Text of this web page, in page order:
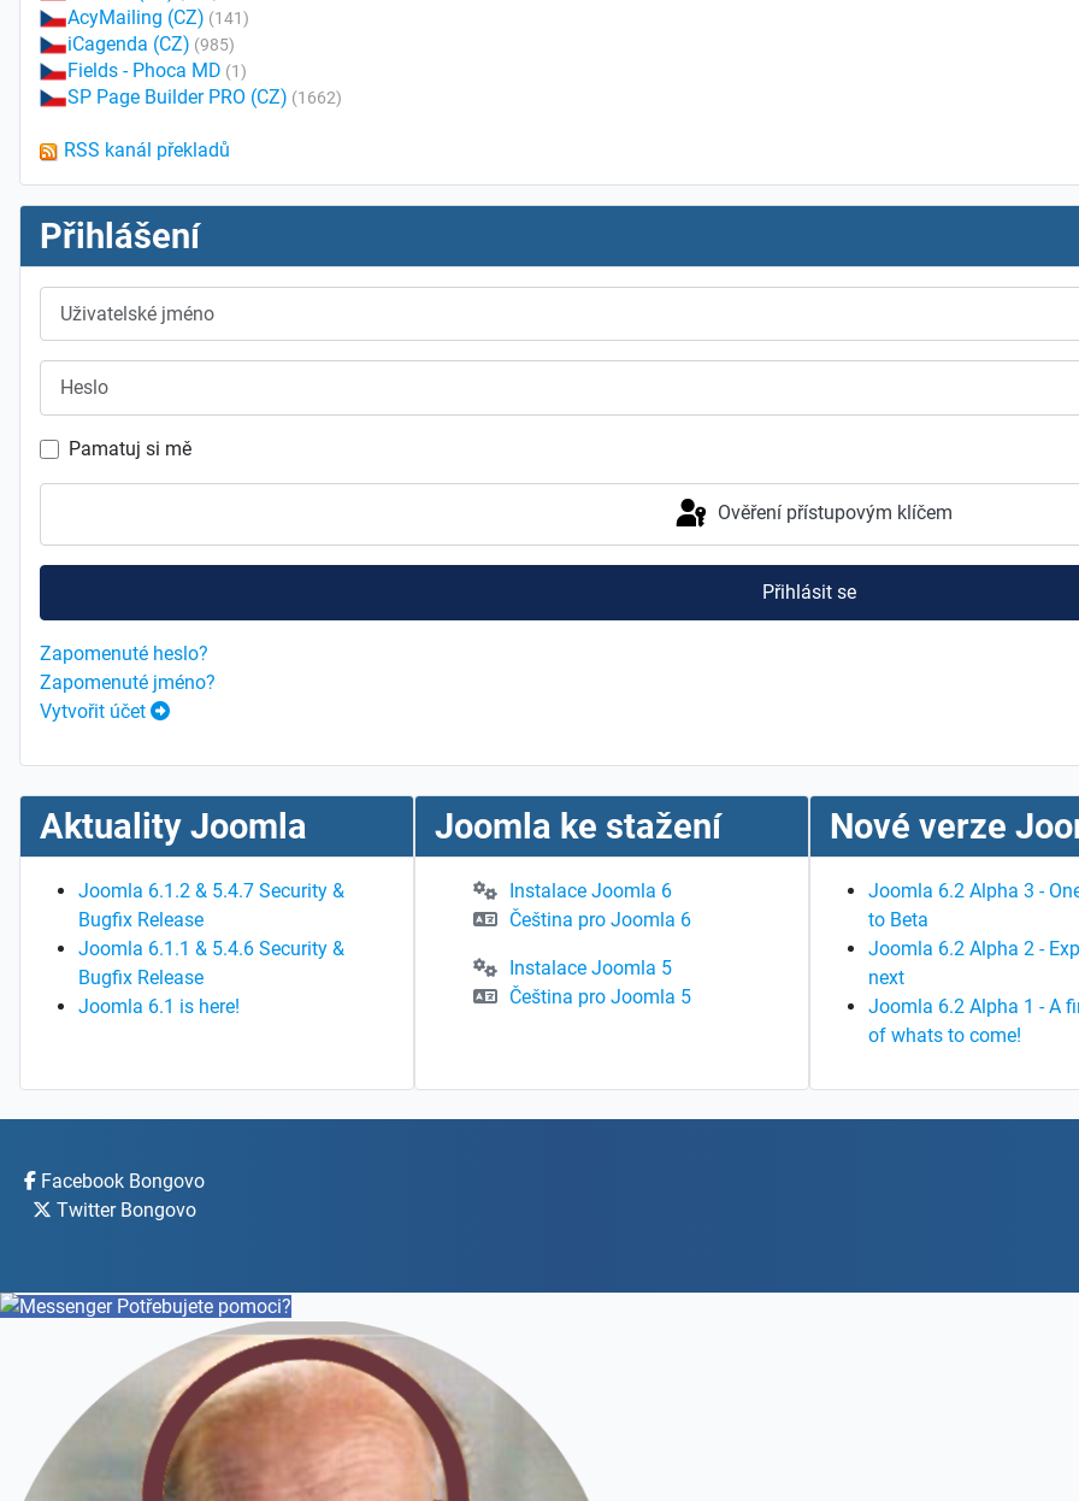
AcyMailing (CZ) (141)
iCagenda (CZ) (985)
Fields - Phoca MD (1)
SP Page Builder PRO (CZ) (1662)
RSS kanál překladů
Přihlášení
Pamatuj si mě
Ověření přístupovým klíčem
Přihlásit se
Zapomenuté heslo?
Zapomenuté jméno?
Vytvořit účet
Aktuality Joomla
Joomla 6.1.2 & 5.4.7 Security &
Bugfix Release
Joomla 6.1.1 & 5.4.6 Security &
Bugfix Release
Joomla 6.1 is here!
Joomla ke stažení
Instalace Joomla 6
Čeština pro Joomla 6
Instalace Joomla 5
Čeština pro Joomla 5
Nové verze
Joomla 6.2 Alpha 3 -
to Beta
Joomla 6.2 Alpha 2 -
next
Joomla 6.2 Alpha 1 - A
of whats to come!
Facebook Bongovo
Twitter Bongovo
Potřebujete pomoci?